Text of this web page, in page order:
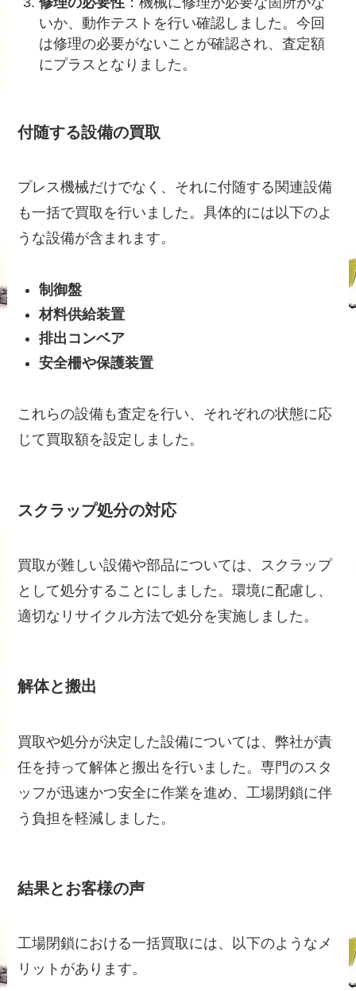
いか、動作テストを行い確認しました。今回
は修理の必要がないことが確認され、査定額
にプラスとなりました。
付随する設備の買取
プレス機械だけでなく、それに付随する関連設備
も一括で買取を行いました。具体的には以下のよ
うな設備が含まれます。
制御盤
材料供給装置
排出コンベア
安全柵や保護装置
これらの設備も査定を行い、それぞれの状態に応
じて買取額を設定しました。
スクラップ処分の対応
買取が難しい設備や部品については、スクラップ
として処分することにしました。環境に配慮し、
適切なリサイクル方法で処分を実施しました。
解体と搬出
買取や処分が決定した設備については、弊社が責
任を持って解体と搬出を行いました。専門のスタ
ッフが迅速かつ安全に作業を進め、工場閉鎖に伴
う負担を軽減しました。
結果とお客様の声
工場閉鎖における一括買取には、以下のようなメ
リットがあります。